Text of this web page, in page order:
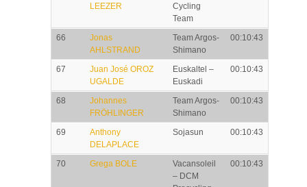
LEEZER
Cycling
Team
66
Jonas
AHLSTRAND
Team Argos-
Shimano
00:10:43
67
Juan José OROZ
UGALDE
Euskaltel –
Euskadi
00:10:43
68
Johannes
FRÖHLINGER
Team Argos-
Shimano
00:10:43
69
Anthony
DELAPLACE
Sojasun 00:10:43
70 Grega BOLE
Vacansoleil
– DCM
00:10:43